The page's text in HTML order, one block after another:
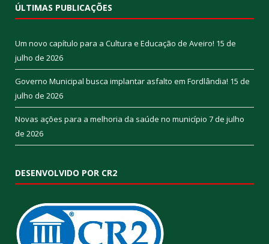
ÚLTIMAS PUBLICAÇÕES
Um novo capítulo para a Cultura e Educação de Aveiro! 15 de
julho de 2026
Governo Municipal busca implantar asfalto em Fordlândia! 15 de
julho de 2026
Novas ações para a melhoria da saúde no município 7 de julho
de 2026
DESENVOLVIDO POR CR2